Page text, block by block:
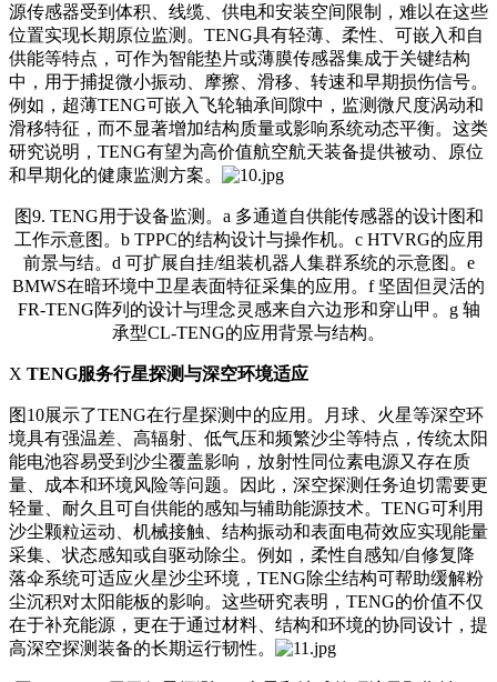
源传感器受到体积、线缆、供电和安装空间限制，难以在这些
位置实现长期原位监测。TENG具有轻薄、柔性、可嵌入和自
供能等特点，可作为智能垫片或薄膜传感器集成于关键结构
中，用于捕捉微小振动、摩擦、滑移、转速和早期损伤信号。
例如，超薄TENG可嵌入飞轮轴承间隙中，监测微尺度涡动和
滑移特征，而不显著增加结构质量或影响系统动态平衡。这类
研究说明，TENG有望为高价值航空航天装备提供被动、原位
和早期化的健康监测方案。
图9. TENG用于设备监测。a 多通道自供能传感器的设计图和
工作示意图。b TPPC的结构设计与操作机。c HTVRG的应用
前景与结。d 可扩展自挂/组装机器人集群系统的示意图。e
BMWS在暗环境中卫星表面特征采集的应用。f 坚固但灵活的
FR-TENG阵列的设计与理念灵感来自六边形和穿山甲。g 轴
承型CL-TENG的应用背景与结构。
X TENG服务行星探测与深空环境适应
图10展示了TENG在行星探测中的应用。月球、火星等深空环
境具有强温差、高辐射、低气压和频繁沙尘等特点，传统太阳
能电池容易受到沙尘覆盖影响，放射性同位素电源又存在质
量、成本和环境风险等问题。因此，深空探测任务迫切需要更
轻量、耐久且可自供能的感知与辅助能源技术。TENG可利用
沙尘颗粒运动、机械接触、结构振动和表面电荷效应实现能量
采集、状态感知或自驱动除尘。例如，柔性自感知/自修复降
落伞系统可适应火星沙尘环境，TENG除尘结构可帮助缓解粉
尘沉积对太阳能板的影响。这些研究表明，TENG的价值不仅
在于补充能源，更在于通过材料、结构和环境的协同设计，提
高深空探测装备的长期运行韧性。